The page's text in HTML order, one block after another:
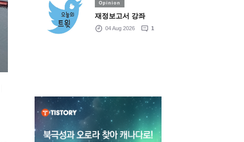
Opinion
재정보고서 강좌
04 Aug 2026 1